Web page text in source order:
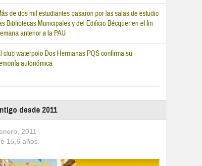
de dos mil estudiantes pasaron por las salas de estudio
Bibliotecas Municipales y del Edificio Bécquer en el fin
anterior a la PAU
club waterpolo Dos Hermanas PQS confirma su
autonómica
desde 2011
2011
15,6 años.